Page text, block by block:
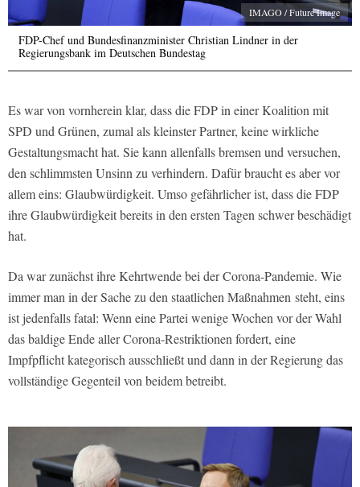
IMAGO / Future Image
FDP-Chef und Bundesfinanzminister Christian Lindner in der
Regierungsbank im Deutschen Bundestag
Es war von vornherein klar, dass die FDP in einer Koalition mit
SPD und Grünen, zumal als kleinster Partner, keine wirkliche
Gestaltungsmacht hat. Sie kann allenfalls bremsen und versuchen,
den schlimmsten Unsinn zu verhindern. Dafür braucht es aber vor
allem eins: Glaubwürdigkeit. Umso gefährlicher ist, dass die FDP
ihre Glaubwürdigkeit bereits in den ersten Tagen schwer beschädigt
hat.
Da war zunächst ihre Kehrtwende bei der Corona-Pandemie. Wie
immer man in der Sache zu den staatlichen Maßnahmen steht, eins
ist jedenfalls fatal: Wenn eine Partei wenige Wochen vor der Wahl
das baldige Ende aller Corona-Restriktionen fordert, eine
Impfpflicht kategorisch ausschließt und dann in der Regierung das
vollständige Gegenteil von beidem betreibt.